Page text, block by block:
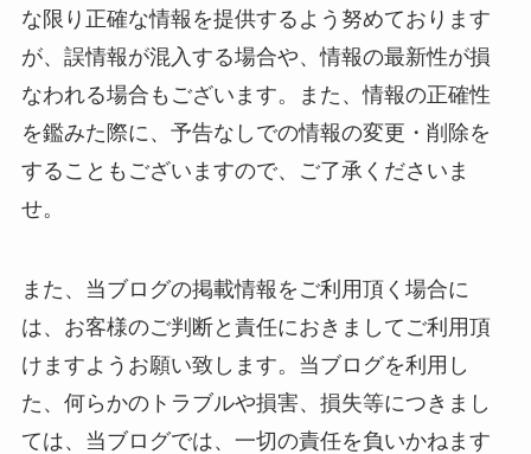
な限り正確な情報を提供するよう努めております
が、誤情報が混入する場合や、情報の最新性が損
なわれる場合もございます。また、情報の正確性
を鑑みた際に、予告なしでの情報の変更・削除を
することもございますので、ご了承くださいま
せ。
また、当ブログの掲載情報をご利用頂く場合に
は、お客様のご判断と責任におきましてご利用頂
けますようお願い致します。当ブログを利用し
た、何らかのトラブルや損害、損失等につきまし
ては、当ブログでは、一切の責任を負いかねます